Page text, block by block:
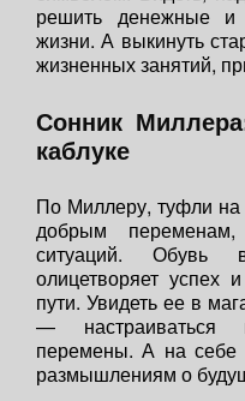
решить денежные и
жизни. А выкинуть
жизненных занятий,
Сонник
каблуке
По Миллеру, туфли
добрым
ситуаций. Обувь
олицетворяет успех
пути. Увидеть ее в
— настраиваться
перемены. А на себе
размышлениям о